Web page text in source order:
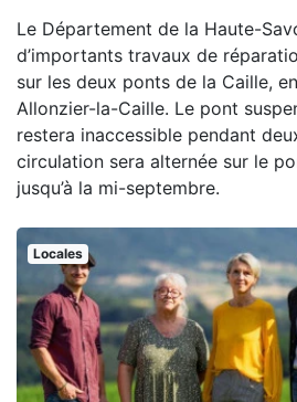
Le Département de la Haute-
d’importants travaux de
sur les deux ponts de la Caille,
Allonzier-la-Caille. Le pont
restera inaccessible pendant
circulation sera alternée sur le
jusqu’à la mi-septembre.
Locales